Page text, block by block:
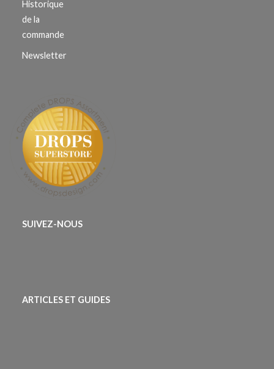
Historique
de la
commande
Newsletter
SUIVEZ-NOUS
ARTICLES ET GUIDES